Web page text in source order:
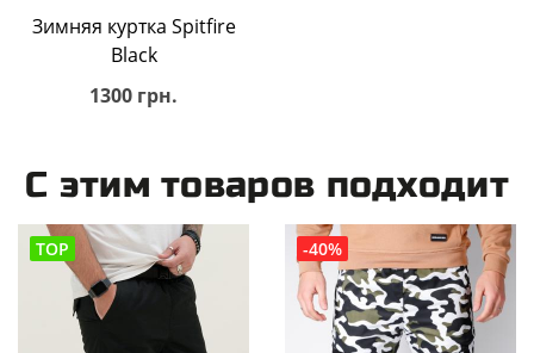
Зимняя куртка Spitfire
Black
1300 грн.
С этим товаров подходит
TOP -40%